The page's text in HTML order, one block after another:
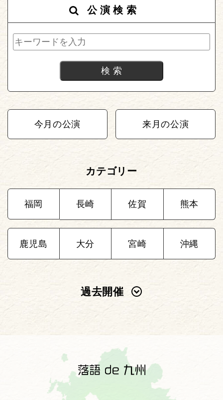
公演検索
今月の公演 来月の公演
カテゴリー
福岡 長崎 佐賀 熊本
鹿児島 大分 宮崎 沖縄
過去開催
2022年